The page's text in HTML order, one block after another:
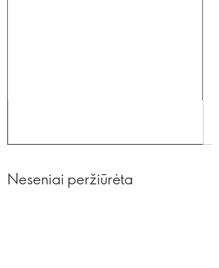
Neseniai peržiūrėta